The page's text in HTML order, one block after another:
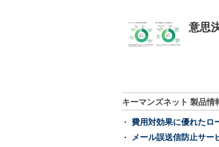
キーマンズネット 製品情
費用対効果に優れたロ
メール誤送信防止サー